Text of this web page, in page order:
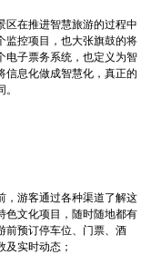
区在推进智慧旅游的过程中
监控项目，也大张旗鼓的将
电子票务系统，也定义为智
信息化做成智慧化，真正的
，游客通过各种渠道了解这
色文化项目，随时随地都有
前预订停车位、门票、酒
实时动态；